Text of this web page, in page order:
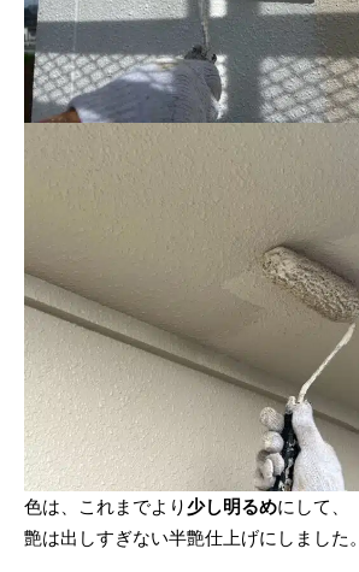
色は、これまでより少し明るめにして、
艶は出しすぎない半艶仕上げにしました。